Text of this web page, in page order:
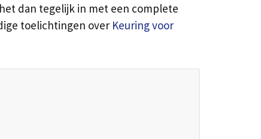
dan tegelijk in met een complete
toelichtingen over Keuring voor